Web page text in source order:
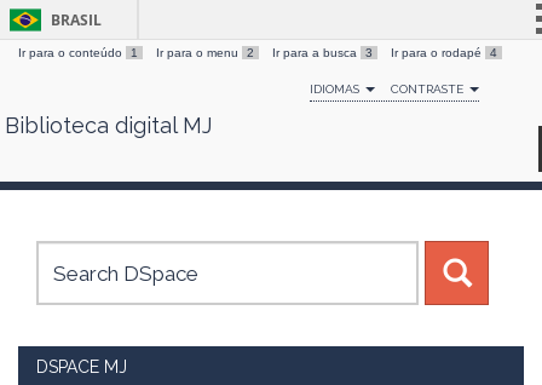
Skip
BRASIL
Simplifique!
Comunica BR
Canais
Ir para o conteúdo 1 Ir para o menu 2 Ir para a busca 3 Ir para o rodapé 4
IDIOMAS CONTRASTE
Biblioteca digital MJ
DSPACE MJ